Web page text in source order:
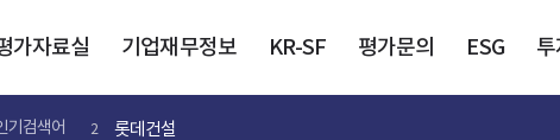
가자료실 기업재무정보 KR-SF 평가문의 ESG
기검색어 2 롯데건설